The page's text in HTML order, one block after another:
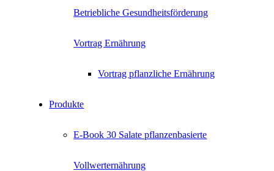
Betriebliche Gesundheitsförderung
Vortrag Ernährung
Vortrag pflanzliche Ernährung
Produkte
E-Book 30 Salate pflanzenbasierte
Vollwerternährung